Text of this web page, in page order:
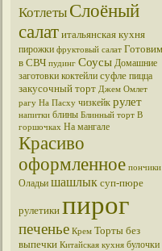
Котлеты Слоёный
салат итальянская кухня
пирожки фруктовый салат Готовим
в СВЧ пудинг Соусы Домашние
заготовки коктейли суфле пицца
закусочный торт Джем Омлет
рагу На Пасху чизкейк рулет
напитки блины Блинный торт В
горшочках На мангале
Красиво
оформленное пончики
Оладьи шашлык суп-пюре
рулетики пирог
печенье Крем Торты без
выпечки Китайская кухня булочки